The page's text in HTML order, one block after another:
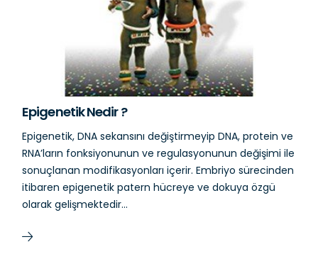
Epigenetik Nedir ?
Epigenetik, DNA sekansını değiştirmeyip DNA, protein ve
RNA’ların fonksiyonunun ve regulasyonunun değişimi ile
sonuçlanan modifikasyonları içerir. Embriyo sürecinden
itibaren epigenetik patern hücreye ve dokuya özgü
olarak gelişmektedir...